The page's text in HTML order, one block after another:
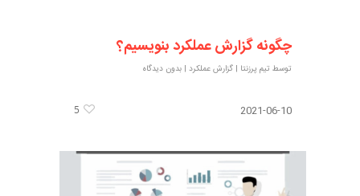
چگونه گزارش عملکرد بنویسیم؟
توسط تیم پرزنتا |گزارش عملکرد |بدون دیدگاه
2021-06-10
5